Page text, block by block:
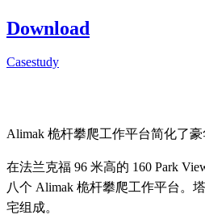
Download
Casestudy
Alimak 桅杆攀爬工作平台简化了
在法兰克福 96 米高的 160 Park
八个 Alimak 桅杆攀爬工作平台。
宅组成。